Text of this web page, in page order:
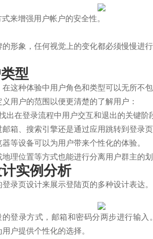
来增强用户帐户的安全性。
形象，任何视觉上的变化都必须慢慢进
型
这种体验中用户角色和类型可以无所不包
用户的范围以便更清楚的了解用户：
出在登录流程中用户交互和退出的关键阶
箱、搜索引擎还是通过应用跳转到登录页
等设备可以为用户带来个性化的体验。
理位置等方式也能进行分离用户群主的划
实例分析
录页设计来展示登陆页的多种设计表达。
登录方式，邮箱和密码分两步进行输入
户提供个性化的选择。